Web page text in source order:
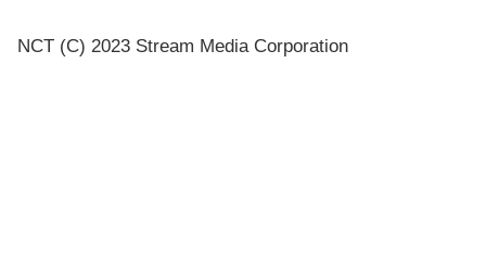
NCT (C) 2023 Stream Media Corporation